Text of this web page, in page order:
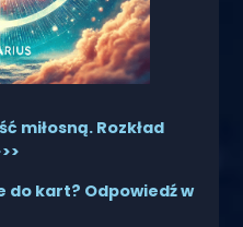
miłosną. Rozkład
kart? Odpowiedź w